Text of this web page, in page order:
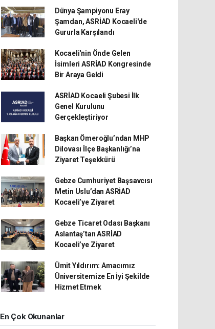
Dünya Şampiyonu Eray
Şamdan, ASRİAD Kocaeli'de
Gururla Karşılandı
Kocaeli'nin Önde Gelen
İsimleri ASRİAD Kongresinde
Bir Araya Geldi
ASRİAD Kocaeli Şubesi İlk
Genel Kurulunu
Gerçekleştiriyor
Başkan Ömeroğlu’ndan MHP
Dilovası İlçe Başkanlığı’na
Ziyaret Teşekkürü
Gebze Cumhuriyet Başsavcısı
Metin Uslu’dan ASRİAD
Kocaeli’ye Ziyaret
Gebze Ticaret Odası Başkanı
Aslantaş’tan ASRİAD
Kocaeli’ye Ziyaret
Ümit Yıldırım: Amacımız
Üniversitemize En İyi Şekilde
Hizmet Etmek
En Çok Okunanlar